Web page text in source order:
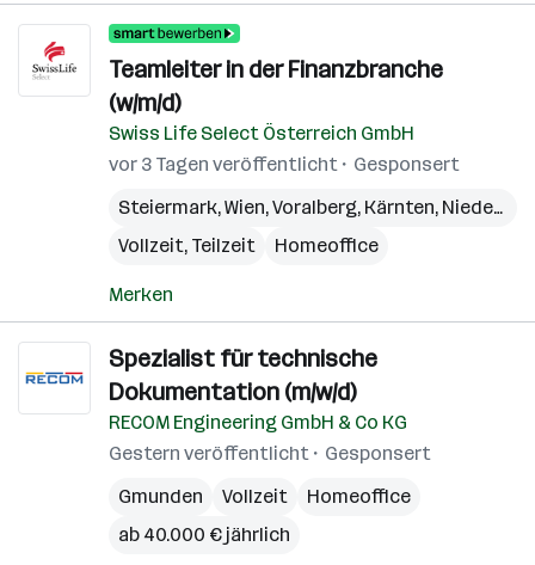
Teamleiter in der Finanzbranche
(w/m/d)
Swiss Life Select Österreich GmbH
vor 3 Tagen veröffentlicht
Gesponsert
Steiermark,Wien,Voralberg, Kärnten, Niederösterreich
Vollzeit, Teilzeit
Homeoffice
Merken
Spezialist für technische
Dokumentation (m/w/d)
RECOM Engineering GmbH & Co KG
Gestern veröffentlicht
Gesponsert
Gmunden
Vollzeit
Homeoffice
ab 40.000 € jährlich